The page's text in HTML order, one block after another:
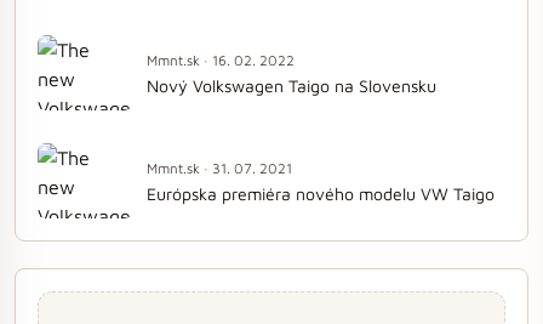
Mmnt.sk · 16. 02. 2022
Nový Volkswagen Taigo na Slovensku
Mmnt.sk · 31. 07. 2021
Európska premiéra nového modelu VW Taigo